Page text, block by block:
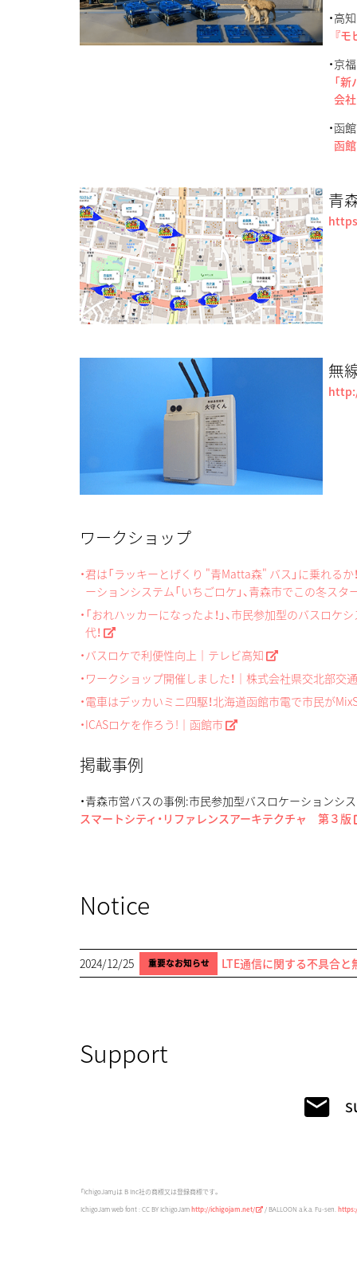
・高
『
・京
「
会社
・函
函
青
無
ワークショップ
・君は「ラッキーとげくり "青Matta森" バス」に乗れる
ーションシステム「いちごロケ」、青森市でこの冬スタ
・「おれハッカーになったよ！」、市民参加型のバスロ
代！
・バスロケで利便性向上｜テレビ高知
・ワークショップ開催しました！｜株式会社県交北部交通
・電車はデッカいミニ四駆！北海道函館市電で市民が
・ICASロケを作ろう!｜函館市
掲載事例
・青森市営バスの事例:市民参加型バスロケーションシ
スマートシティ・リファレンスアーキテクチャ 第３版
Notice
2024/12/25 重要なお知らせ LTE通信に関する不具合
Support
「IchigoJam」は B Inc社の商標又は登録商標です。
IchigoJam web font : CC BY IchigoJamhttp://ichigojam.net/ / BALLOON a.k.a. Fu-sen.